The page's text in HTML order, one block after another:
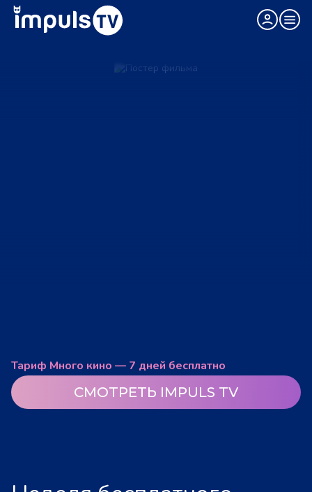
Тариф Много кино — 7 дней бесплатно
СМОТРЕТЬ IMPULS TV